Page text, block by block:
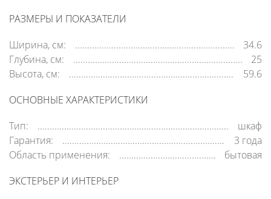
РАЗМЕРЫ И ПОКАЗАТЕЛИ
Ширина, см:
34.6
Глубина, см:
25
Высота, см:
59.6
ОСНОВНЫЕ ХАРАКТЕРИСТИКИ
Тип:
шкаф
Гарантия:
3 года
Область применения:
бытовая
ЭКСТЕРЬЕР И ИНТЕРЬЕР